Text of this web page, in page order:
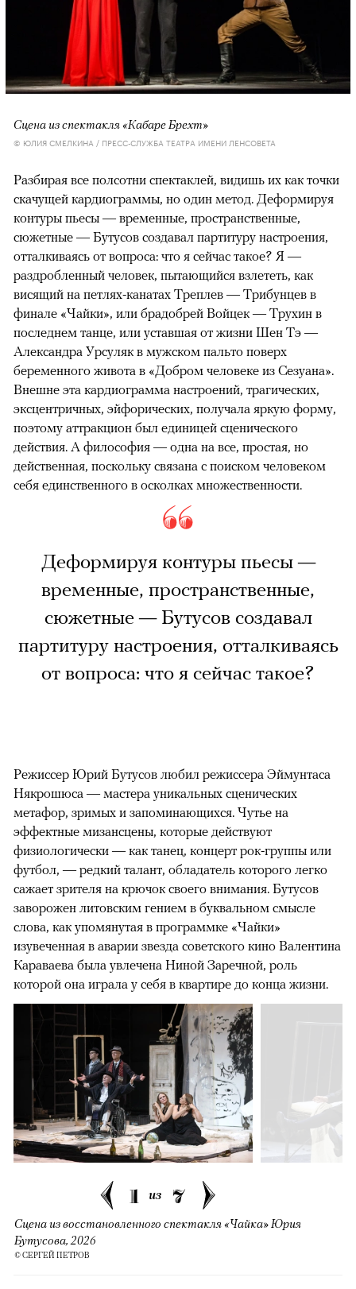
Сцена из спектакля «Кабаре Брехт»
© ЮЛИЯ СМЕЛКИНА / ПРЕСС-СЛУЖБА ТЕАТРА ИМЕНИ ЛЕНСОВЕТА
Разбирая все полсотни спектаклей, видишь их как точки
скачущей кардиограммы, но один метод. Деформируя
контуры пьесы — временные, пространственные,
сюжетные — Бутусов создавал партитуру настроения,
отталкиваясь от вопроса: что я сейчас такое? Я —
раздробленный человек, пытающийся взлететь, как
висящий на петлях-канатах Треплев — Трибунцев в
финале «Чайки», или брадобрей Войцек — Трухин в
последнем танце, или уставшая от жизни Шен Тэ —
Александра Урсуляк в мужском пальто поверх
беременного живота в «Добром человеке из Сезуана».
Внешне эта кардиограмма настроений, трагических,
эксцентричных, эйфорических, получала яркую форму,
поэтому аттракцион был единицей сценического
действия. А философия — одна на все, простая, но
действенная, поскольку связана с поиском человеком
себя единственного в осколках множественности.
Деформируя контуры пьесы —
временные, пространственные,
сюжетные — Бутусов создавал
партитуру настроения, отталкиваясь
от вопроса: что я сейчас такое?
Режиссер Юрий Бутусов любил режиссера Эймунтаса
Някрошюса — мастера уникальных сценических
метафор, зримых и запоминающихся. Чутье на
эффектные мизансцены, которые действуют
физиологически — как танец, концерт рок-группы или
футбол, — редкий талант, обладатель которого легко
сажает зрителя на крючок своего внимания. Бутусов
заворожен литовским гением в буквальном смысле
слова, как упомянутая в программке «Чайки»
изувеченная в аварии звезда советского кино Валентина
Караваева была увлечена Ниной Заречной, роль
которой она играла у себя в квартире до конца жизни.
1 из 7
Сцена из восстановленного спектакля «Чайка» Юрия
Бутусова, 2026
© СЕРГЕЙ ПЕТРОВ